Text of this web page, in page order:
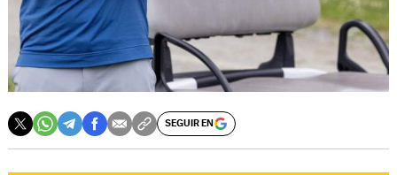
SEGUIR EN